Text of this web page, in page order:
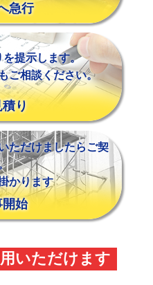
急行
を提示します。
ご相談ください。
積り
ただけましたらご契
かります
開始
いただけます